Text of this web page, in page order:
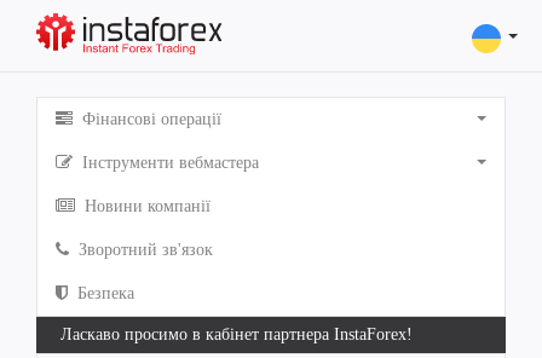
Фінансові операції
Інструменти вебмастера
Новини компанії
Зворотний зв'язок
Безпека
Ласкаво просимо в кабінет партнера InstaForex!